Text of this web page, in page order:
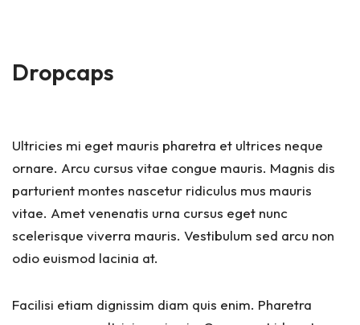
Dropcaps
Ultricies mi eget mauris pharetra et ultrices neque
ornare. Arcu cursus vitae congue mauris. Magnis dis
parturient montes nascetur ridiculus mus mauris
vitae. Amet venenatis urna cursus eget nunc
scelerisque viverra mauris. Vestibulum sed arcu non
odio euismod lacinia at.
Facilisi etiam dignissim diam quis enim. Pharetra